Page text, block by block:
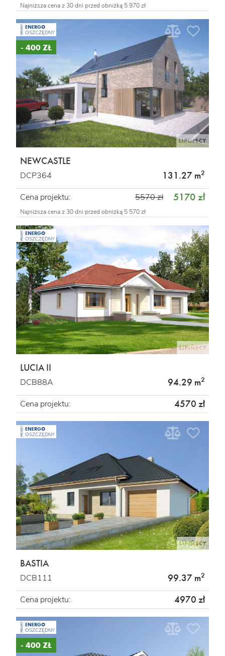
Najniższa cena z 30 dni przed obniżką 5 970 zł
PROJEKT ENERGO
OSZCZĘDNY
- 400 ZŁ
NEWCASTLE
DCP364 131.27 m2
Cena projektu: 5170 zł
5570 zł
Najniższa cena z 30 dni przed obniżką 5 570 zł
PROJEKT ENERGO
OSZCZĘDNY
LUCIA II
DCB88A 94.29 m2
Cena projektu: 4570 zł
PROJEKT ENERGO
OSZCZĘDNY
BASTIA
DCB111 99.37 m2
Cena projektu: 4970 zł
PROJEKT ENERGO
OSZCZĘDNY
- 400 ZŁ